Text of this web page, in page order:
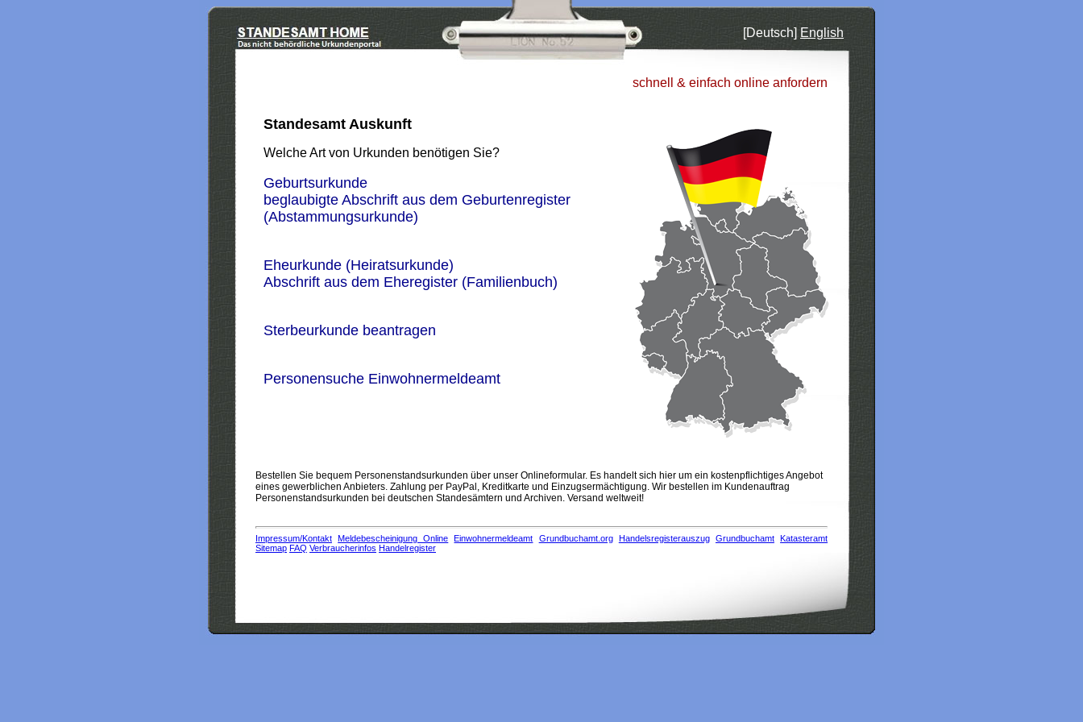
[Deutsch] English
schnell & einfach online anfordern
Standesamt Auskunft
Welche Art von Urkunden benötigen Sie?
Geburtsurkunde
beglaubigte Abschrift aus dem Geburtenregister
(Abstammungsurkunde)
Eheurkunde (Heiratsurkunde)
Abschrift aus dem Eheregister (Familienbuch)
Sterbeurkunde beantragen
Personensuche Einwohnermeldeamt
Bestellen Sie bequem Personenstandsurkunden über unser Onlineformular. Es handelt sich hier um ein kostenpflichtiges Angebot
eines gewerblichen Anbieters. Zahlung per PayPal, Kreditkarte und Einzugsermächtigung. Wir bestellen im Kundenauftrag
Personenstandsurkunden bei deutschen Standesämtern und Archiven. Versand weltweit!
Impressum/Kontakt Meldebescheinigung Online Einwohnermeldeamt Grundbuchamt.org Handelsregisterauszug Grundbuchamt Katasteramt
Sitemap FAQ Verbraucherinfos Handelregister